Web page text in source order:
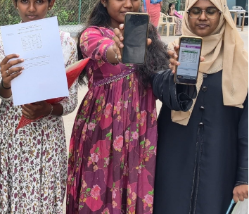
– இந்தியா
விண்ணப்பிக்கலாம்